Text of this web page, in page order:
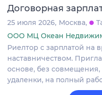
Договорная
25 июля 2026 Москва
ООО МЦ Океан
Риелтор с зарплатой на
наставничеством.
основе, без совмещения,
удаленки, на полный